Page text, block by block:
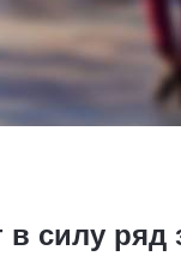
силу